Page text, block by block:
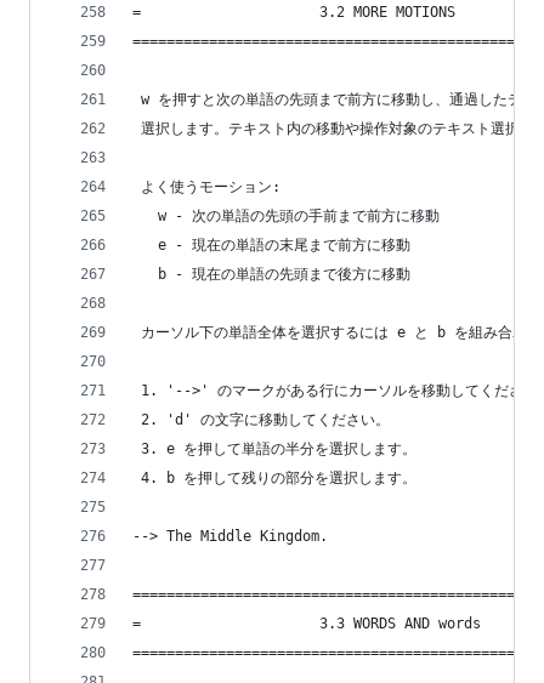
=                     3.2 MORE MOTIONS
w を押すと次の単語の先頭まで前方に移動し、通過したテキ
選択します。テキスト内の移動や操作対象のテキスト選択に
よく使うモーション:
   w - 次の単語の先頭の手前まで前方に移動
   e - 現在の単語の末尾まで前方に移動
   b - 現在の単語の先頭まで後方に移動
カーソル下の単語全体を選択するには e と b を組み合わせ
1. '-->' のマークがある行にカーソルを移動してください
2. 'd' の文字に移動してください。
3. e を押して単語の半分を選択します。
4. b を押して残りの部分を選択します。
--> The Middle Kingdom.
=                     3.3 WORDS AND words